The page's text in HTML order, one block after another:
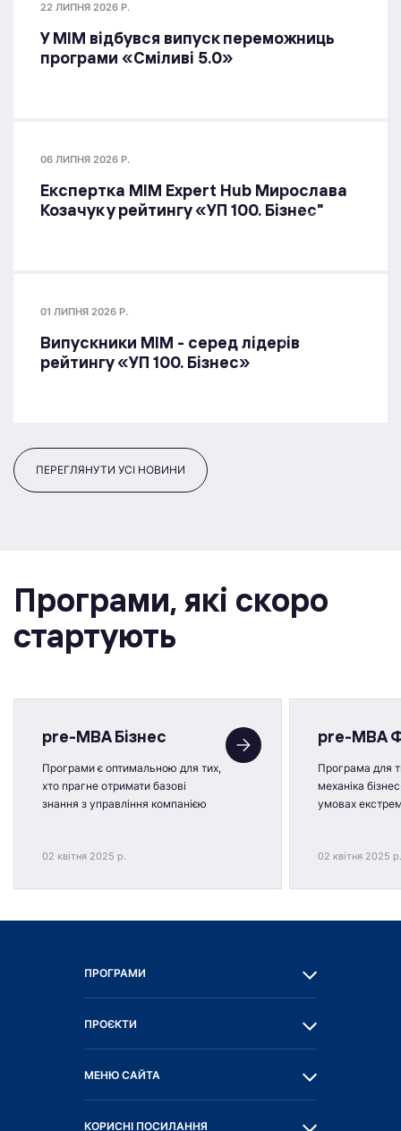
22 ЛИПНЯ 2026 Р.
У МІМ відбувся випуск переможниць
програми «Сміливі 5.0»
06 ЛИПНЯ 2026 Р.
Експертка MIM Expert Hub Мирослава
Козачук у рейтингу «УП 100. Бізнес"
01 ЛИПНЯ 2026 Р.
Випускники МІМ - серед лідерів
рейтингу «УП 100. Бізнес»
ПЕРЕГЛЯНУТИ УСІ НОВИНИ
Програми, якi скоро
стартують
pre-MBA Бізнес
Програми є оптимальною для тих,
хто прагне отримати базові
знання з управління компанією
02 квітня 2025 р.
pre-MBA
Програма для
механіка
умовах
02 квітня 2025 р.
ПРОГРАМИ
ПРОЄКТИ
МЕНЮ САЙТА
КОРИСНІ ПОСИЛАННЯ